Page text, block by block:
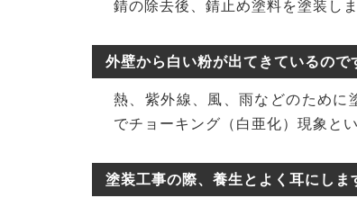
錆の除去後、錆止め塗料を塗装し
外壁から白い粉が出てきているので
熱、紫外線、風、雨などのために
でチョーキング（白亜化）現象とい
塗装工事の際、養生とよく耳にしま